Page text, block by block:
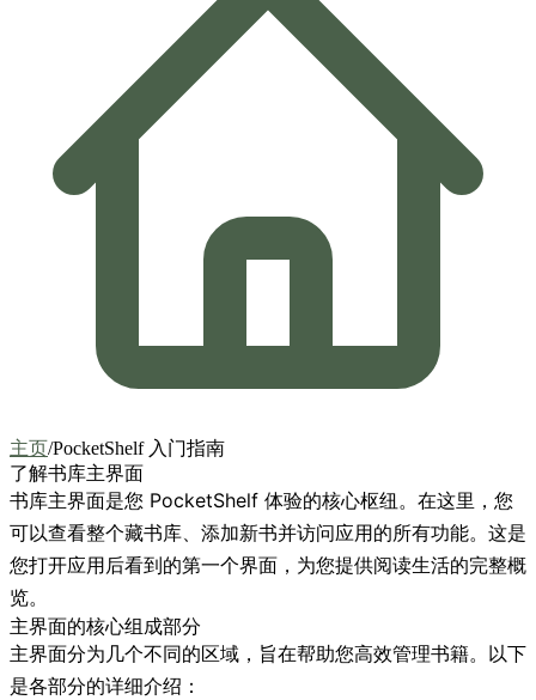
主页/PocketShelf 入门指南
了解书库主界面
书库主界面是您 PocketShelf 体验的核心枢纽。在这里，您
可以查看整个藏书库、添加新书并访问应用的所有功能。这是
您打开应用后看到的第一个界面，为您提供阅读生活的完整概
览。
主界面的核心组成部分
主界面分为几个不同的区域，旨在帮助您高效管理书籍。以下
是各部分的详细介绍：